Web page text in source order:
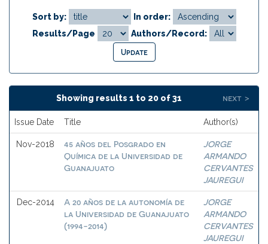
Sort by:
In order:
Results/Page
Authors/Record:
Showing results 1 to 20 of 31 next >
Issue Date Title Author(s)
Nov-2018
45 años del Posgrado en
Química de la Universidad de
Guanajuato
JORGE
ARMANDO
CERVANTES
JAUREGUI
Dec-2014
A 20 años de la autonomía de
la Universidad de Guanajuato
(1994-2014)
JORGE
ARMANDO
CERVANTES
JAUREGUI